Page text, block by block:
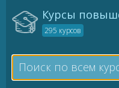
Курсы
295 курсов